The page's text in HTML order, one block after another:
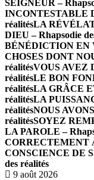
SEIGNEUR –
INCONTESTABLE
réalitésLA
DIEU – Rhapsodie
BÉNÉDICTION EN
CHOSES DONT
réalitésVOUS AVEZ
réalitésLE BON
réalitésLA GRÂCE
réalitésLA
réalitésNOUS
réalitésSOYEZ
LA PAROLE –
CORRECTEMENT
CONSCIENCE DE
des réalités
9 août 2026